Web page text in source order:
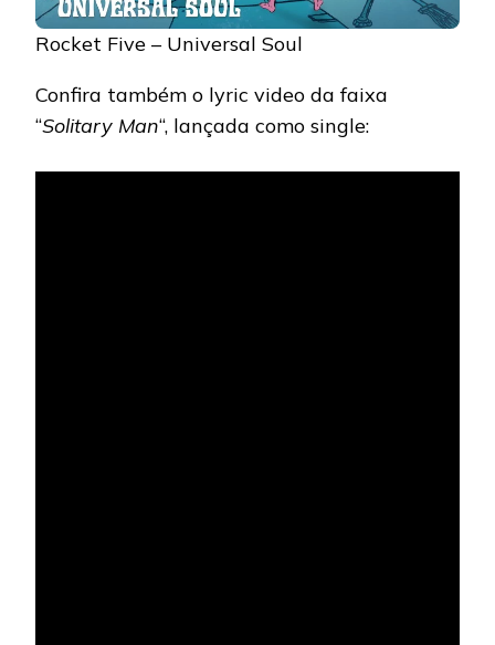
Rocket Five – Universal Soul
Confira também o lyric video da faixa
“Solitary Man“, lançada como single: